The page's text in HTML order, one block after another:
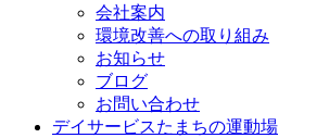
会社案内
環境改善への取り組み
お知らせ
ブログ
お問い合わせ
デイサービスたまちの運動場